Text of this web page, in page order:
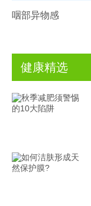
咽部异物感
健康精选